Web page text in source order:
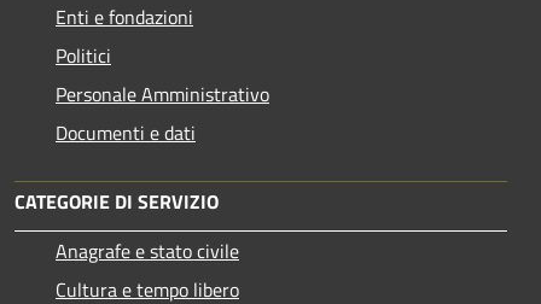
Enti e fondazioni
Politici
Personale Amministrativo
Documenti e dati
CATEGORIE DI SERVIZIO
Anagrafe e stato civile
Cultura e tempo libero